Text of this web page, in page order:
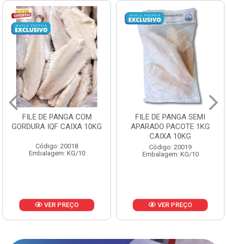
FILE DE PANGA SEMI
APARADO PACOTE 1KG
Código: 20019
Embalagem: KG/10
VER PREÇO
POLACA DESFIADA
PESCAMARES PCT5KG
CX10KG
Código: 20161
Embalagem: KG/10
VER PREÇO